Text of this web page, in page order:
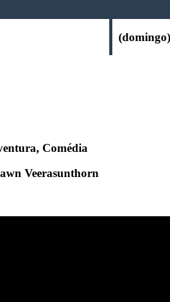
(domingo)
Comédia
Veerasunthorn